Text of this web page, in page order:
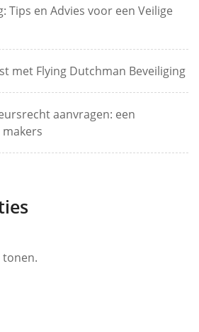
Tips en Advies voor een Veilige
met Flying Dutchman Beveiliging
aanvragen: een
tonen.